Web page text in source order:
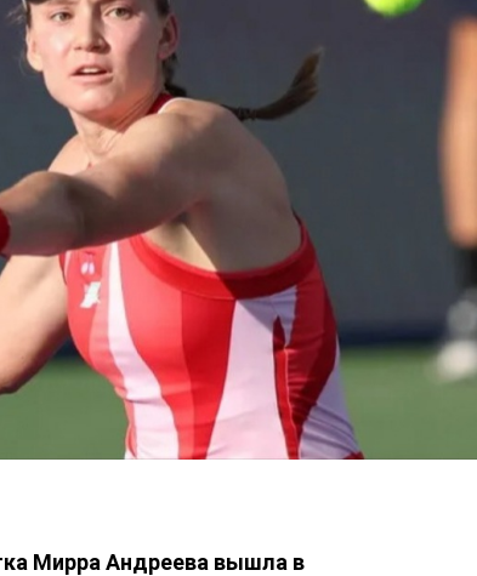
Мирра Андреева вышла в